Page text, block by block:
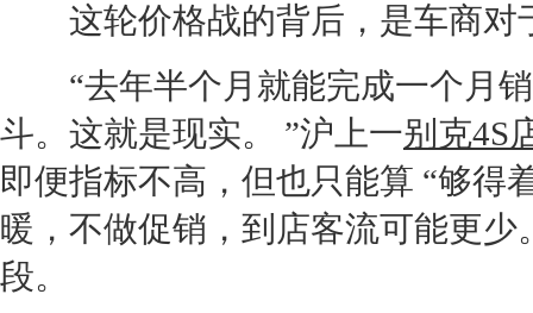
这轮价格战的背后，是车商对
“去年半个月就能完成一个月销
斗。这就是现实。 ”沪上一别克4S
即便指标不高，但也只能算 “够得
暖，不做促销，到店客流可能更
段。